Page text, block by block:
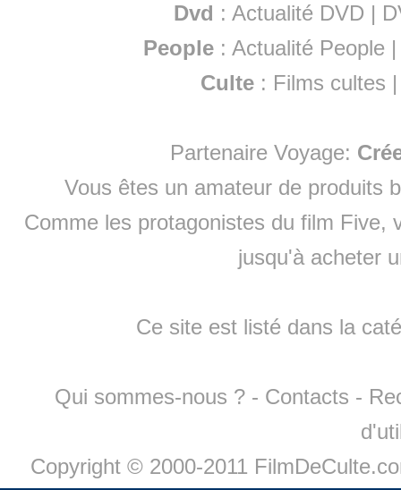
Dvd : Actualité DVD |
People :Actualité People
Culte : Films cultes
Partenaire Voyage:
Vous êtes un amateur de produits
Comme les protagonistes du film Five,
jusqu'à acheter
Ce site est listé dans la
Qui sommes-nous ? - Contacts -
Copyright © 2000-2011